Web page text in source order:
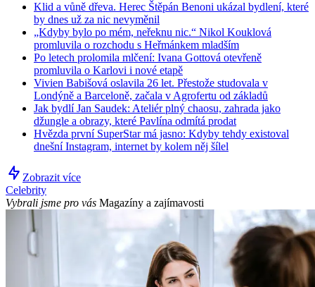
Klid a vůně dřeva. Herec Štěpán Benoni ukázal bydlení, které
by dnes už za nic nevyměnil
„Kdyby bylo po mém, neřeknu nic.“ Nikol Kouklová
promluvila o rozchodu s Heřmánkem mladším
Po letech prolomila mlčení: Ivana Gottová otevřeně
promluvila o Karlovi i nové etapě
Vivien Babišová oslavila 26 let. Přestože studovala v
Londýně a Barceloně, začala v Agrofertu od základů
Jak bydlí Jan Saudek: Ateliér plný chaosu, zahrada jako
džungle a obrazy, které Pavlína odmítá prodat
Hvězda první SuperStar má jasno: Kdyby tehdy existoval
dnešní Instagram, internet by kolem něj šílel
Zobrazit více
Celebrity
Vybrali jsme pro vás Magazíny a zajímavosti